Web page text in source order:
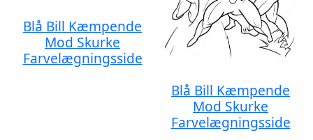
Blå Bill Kæmpende
Mod Skurke
Farvelægningsside
Blå Bill Kæmpende
Mod Skurke
Farvelægningsside